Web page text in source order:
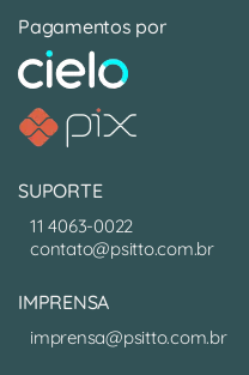
Pagamentos por
SUPORTE
11 4063-0022
contato@psitto.com.br
IMPRENSA
imprensa@psitto.com.br